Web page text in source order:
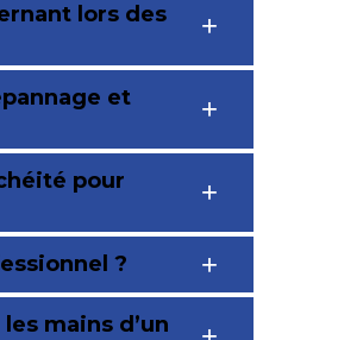
lors des
et
pour
?
mains d’un